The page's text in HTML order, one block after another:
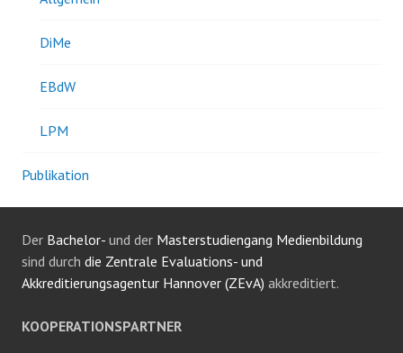
DiMe
EBdW
LPM
Publikation
Der Bachelor- und der Masterstudiengang Medienbildung
sind durch die Zentrale Evaluations- und
Akkreditierungsagentur Hannover (ZEvA) akkreditiert.
KOOPERATIONSPARTNER